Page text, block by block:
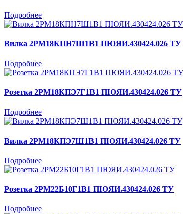
Подробнее
Вилка 2РМ18КПН7Ш1В1 ПЮЯИ.430424.026 ТУ
Подробнее
Розетка 2РМ18КПЭ7Г1В1 ПЮЯИ.430424.026 ТУ
Подробнее
Вилка 2РМ18КПЭ7Ш1В1 ПЮЯИ.430424.026 ТУ
Подробнее
Розетка 2РМ22Б10Г1В1 ПЮЯИ.430424.026 ТУ
Подробнее